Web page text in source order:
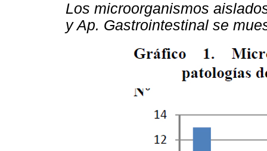
Los microorganismos
y Ap. Gastrointestinal se